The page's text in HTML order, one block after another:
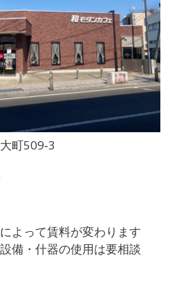
町509‐3
よって賃料が変わります
備・什器の使用は要相談